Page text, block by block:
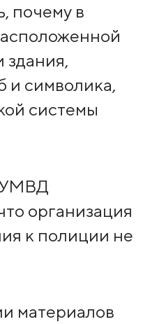
почему в
здания,
и символика,
системы
УМВД
организация
к полиции не
материалов